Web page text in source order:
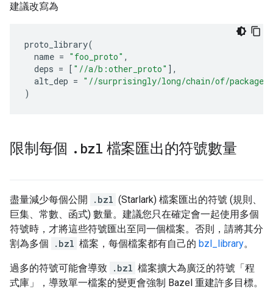
建議改寫為
proto_library(
name = "foo_proto" ,
deps = [ "//a/b:other_proto" ],
alt_dep = "//surprisingly/long/chain/of/package/
)
限制每個 . bzl 檔案匯出的符號數量
盡量減少每個公開 .bzl (Starlark) 檔案匯出的符號 (規則、
巨集、常數、函式) 數量。建議您只在確定會一起使用多個
符號時，才將這些符號匯出至同一個檔案。否則，請將其分
割為多個
.bzl 檔案，每個檔案都有自己的 bzl_library。
過多的符號可能會導致 .bzl 檔案擴大為廣泛的符號「程
式庫」，導致單一檔案的變更會強制 Bazel 重建許多目標。